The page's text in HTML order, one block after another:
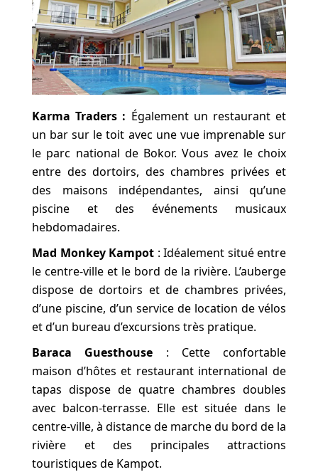
Karma Traders : Également un restaurant et
un bar sur le toit avec une vue imprenable sur
le parc national de Bokor. Vous avez le choix
entre des dortoirs, des chambres privées et
des maisons indépendantes, ainsi qu’une
piscine et des événements musicaux
hebdomadaires.
Mad Monkey Kampot : Idéalement situé entre
le centre-ville et le bord de la rivière. L’auberge
dispose de dortoirs et de chambres privées,
d’une piscine, d’un service de location de vélos
et d’un bureau d’excursions très pratique.
Baraca Guesthouse : Cette confortable
maison d’hôtes et restaurant international de
tapas dispose de quatre chambres doubles
avec balcon-terrasse. Elle est située dans le
centre-ville, à distance de marche du bord de la
rivière et des principales attractions
touristiques de Kampot.